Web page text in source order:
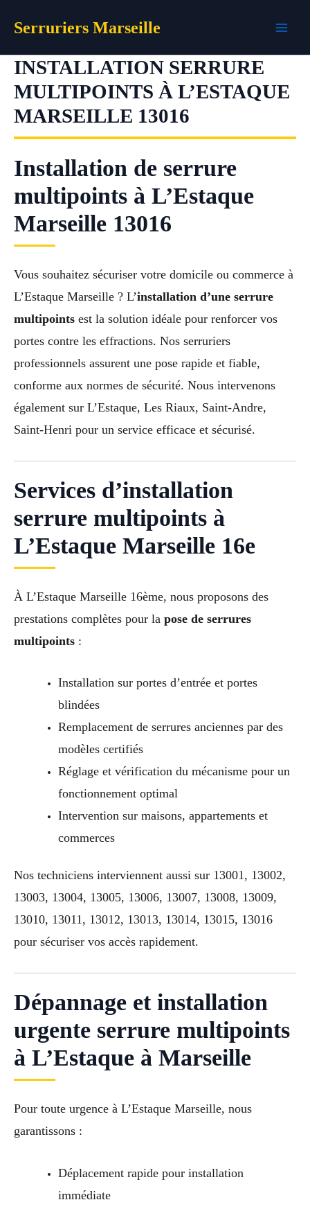
Serruriers Marseille
INSTALLATION SERRURE
MULTIPOINTS À L’ESTAQUE
MARSEILLE 13016
Installation de serrure
multipoints à L’Estaque
Marseille 13016
Vous souhaitez sécuriser votre domicile ou commerce à
L’Estaque Marseille ? L’installation d’une serrure
multipoints est la solution idéale pour renforcer vos
portes contre les effractions. Nos serruriers
professionnels assurent une pose rapide et fiable,
conforme aux normes de sécurité. Nous intervenons
également sur L’Estaque, Les Riaux, Saint-Andre,
Saint-Henri pour un service efficace et sécurisé.
Services d’installation
serrure multipoints à
L’Estaque Marseille 16e
À L’Estaque Marseille 16ème, nous proposons des
prestations complètes pour la pose de serrures
multipoints :
Installation sur portes d’entrée et portes
blindées
Remplacement de serrures anciennes par des
modèles certifiés
Réglage et vérification du mécanisme pour un
fonctionnement optimal
Intervention sur maisons, appartements et
commerces
Nos techniciens interviennent aussi sur 13001, 13002,
13003, 13004, 13005, 13006, 13007, 13008, 13009,
13010, 13011, 13012, 13013, 13014, 13015, 13016
pour sécuriser vos accès rapidement.
Dépannage et installation
urgente serrure multipoints
à L’Estaque à Marseille
Pour toute urgence à L’Estaque Marseille, nous
garantissons :
Déplacement rapide pour installation
immédiate